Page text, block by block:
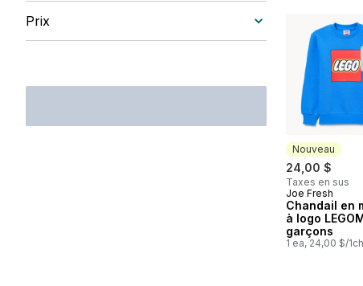
Prix
Nouveau
24,00 $
Taxes en sus
Nouveau
Joe Fresh
Chandail en
à logo
garçons
1 ea, 24,00 $/1ch